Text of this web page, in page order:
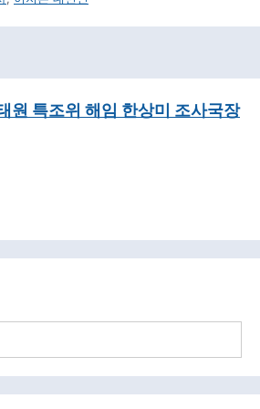
원 특조위 해임 한상미 조사국장